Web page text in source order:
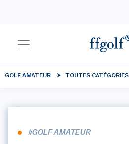
GOLF AMATEUR TOUTES CATÉGORIES
#GOLF AMATEUR